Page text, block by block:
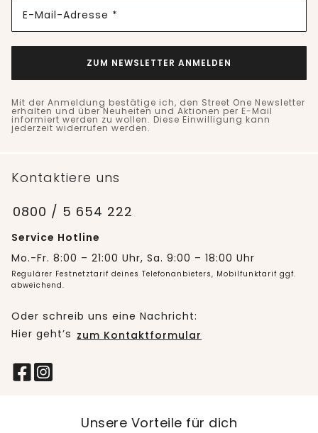
E-Mail-Adresse *
ZUM NEWSLETTER ANMELDEN
Mit der Anmeldung bestätige ich, den Street One Newsletter
erhalten und über Neuheiten und Aktionen per E-Mail
informiert werden zu wollen. Diese Einwilligung kann
jederzeit widerrufen werden.
Kontaktiere uns
0800 / 5 654 222
Service Hotline
Mo.-Fr. 8:00 – 21:00 Uhr, Sa. 9:00 – 18:00 Uhr
Regulärer Festnetztarif deines Telefonanbieters, Mobilfunktarif ggf.
abweichend.
Oder schreib uns eine Nachricht:
Hier geht’s zum Kontaktformular
Unsere Vorteile für dich